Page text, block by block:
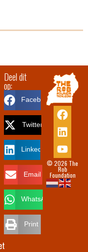
© 2026 The
Rob
Foundation
Deel dit
op:
Facebook
Twitter
LinkedIn
Email
WhatsApp
Print